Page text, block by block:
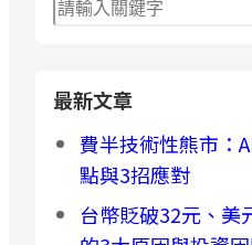
尋
最新文章
費半技術性熊市：
點與3招應對
台幣貶破32元、美